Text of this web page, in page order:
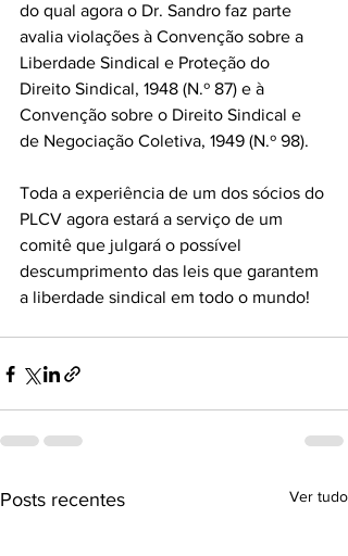
do qual agora o Dr. Sandro faz parte
avalia violações à Convenção sobre a
Liberdade Sindical e Proteção do
Direito Sindical, 1948 (N.º 87) e à
Convenção sobre o Direito Sindical e
de Negociação Coletiva, 1949 (N.º 98).
Toda a experiência de um dos sócios do
PLCV agora estará a serviço de um
comitê que julgará o possível
descumprimento das leis que garantem
a liberdade sindical em todo o mundo!
Posts recentes Ver tudo